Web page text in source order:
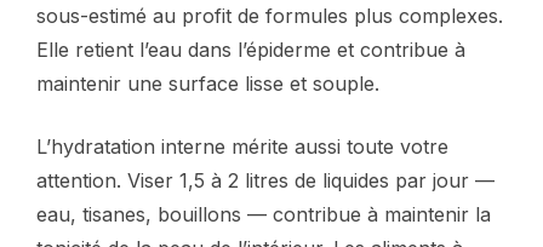
sous-estimé au profit de formules plus complexes.
Elle retient l’eau dans l’épiderme et contribue à
maintenir une surface lisse et souple.
L’hydratation interne mérite aussi toute votre
attention. Viser 1,5 à 2 litres de liquides par jour —
eau, tisanes, bouillons — contribue à maintenir la